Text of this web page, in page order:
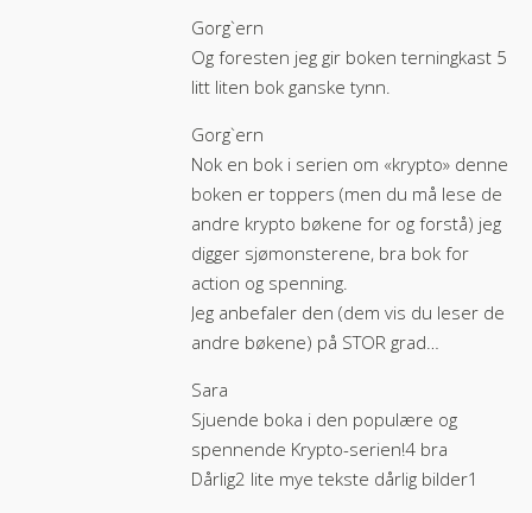
Gorg`ern
Og foresten jeg gir boken terningkast 5
litt liten bok ganske tynn.
Gorg`ern
Nok en bok i serien om «krypto» denne
boken er toppers (men du må lese de
andre krypto bøkene for og forstå) jeg
digger sjømonsterene, bra bok for
action og spenning.
Jeg anbefaler den (dem vis du leser de
andre bøkene) på STOR grad…
Sara
Sjuende boka i den populære og
spennende Krypto-serien!4 bra
Dårlig2 lite mye tekste dårlig bilder1